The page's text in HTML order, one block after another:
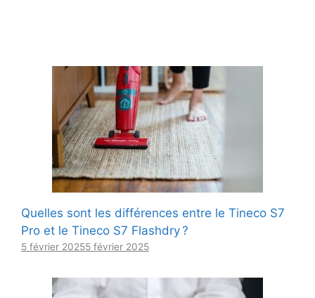
Quelles sont les différences entre le Tineco S7
Pro et le Tineco S7 Flashdry ?
5 février 20255 février 2025